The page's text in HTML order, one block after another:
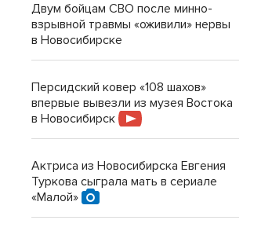
Двум бойцам СВО после минно-
взрывной травмы «оживили» нервы
в Новосибирске
Персидский ковер «108 шахов»
впервые вывезли из музея Востока
в Новосибирск
Актриса из Новосибирска Евгения
Туркова сыграла мать в сериале
«Малой»